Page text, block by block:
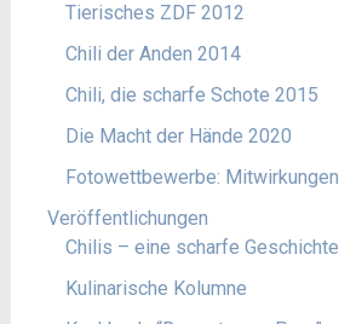
Tierisches ZDF 2012
Chili der Anden 2014
Chili, die scharfe Schote 2015
Die Macht der Hände 2020
Fotowettbewerbe: Mitwirkungen
Veröffentlichungen
Chilis – eine scharfe Geschichte
Kulinarische Kolumne